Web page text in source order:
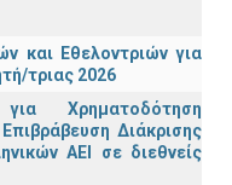
και Εθελοντριών για
τριας 2026
Χρηματοδότηση
Διάκρισης
ΑΕΙ σε διεθνείς